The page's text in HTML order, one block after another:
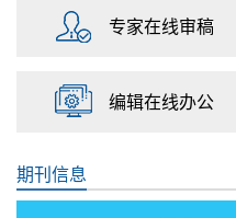
专家在线审稿
编辑在线办公
期刊信息